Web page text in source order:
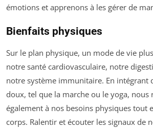
émotions et apprenons à les gérer de
Bienfaits physiques
Sur le plan physique, un mode de vie
notre santé cardiovasculaire, notre
notre système immunitaire. En intégrant
doux, tel que la marche ou le yoga, nous
également à nos besoins physiques tout
corps. Ralentir et écouter les signaux de